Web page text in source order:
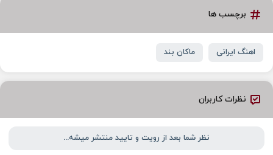
برچسب ها
اهنگ ایرانی ماکان بند
نظرات کاربران
نظر شما بعد از رویت و تایید منتشر میشه...